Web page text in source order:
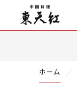
ホーム